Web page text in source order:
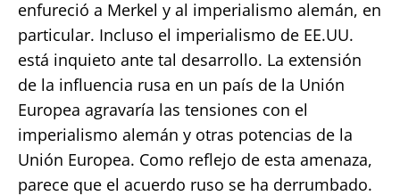
enfureció a Merkel y al imperialismo alemán, en
particular. Incluso el imperialismo de EE.UU.
está inquieto ante tal desarrollo. La extensión
de la influencia rusa en un país de la Unión
Europea agravaría las tensiones con el
imperialismo alemán y otras potencias de la
Unión Europea. Como reflejo de esta amenaza,
parece que el acuerdo ruso se ha derrumbado.